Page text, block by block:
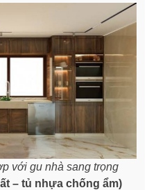
với gu nhà sang trọng
– tủ nhựa chống ẩm)